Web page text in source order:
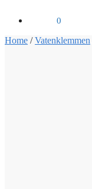
0
Home /Vatenklemmen